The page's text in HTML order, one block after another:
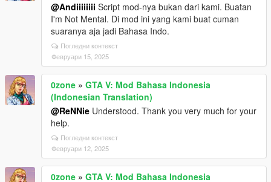
@Andiiiiiiii Script mod-nya bukan dari kami. Buatan
I'm Not Mental. Di mod ini yang kami buat cuman
suaranya aja jadi Bahasa Indo.
Погледни контекст
Февруари 15, 2025
0zone » GTA V: Mod Bahasa Indonesia
(Indonesian Translation)
@ReNNie Understood. Thank you very much for your
help.
Погледни контекст
Февруари 12, 2025
0zone » GTA V: Mod Bahasa Indonesia